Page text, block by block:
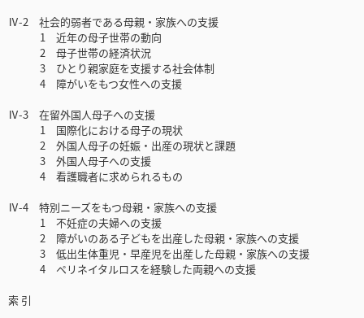
Ⅳ-2 社会的弱者である母親・家族への支援
1 近年の母子世帯の動向
2 母子世帯の経済状況
3 ひとり親家庭を支援する社会体制
4 障がいをもつ女性への支援
Ⅳ-3 在留外国人母子への支援
1 国際化における母子の現状
2 外国人母子の妊娠・出産の現状と課題
3 外国人母子への支援
4 看護職者に求められるもの
Ⅳ-4 特別ニーズをもつ母親・家族への支援
1 不妊症の夫婦への支援
2 障がいのある子どもを出産した母親・家族への支援
3 低出生体重児・早産児を出産した母親・家族への支援
4 ペリネイタルロスを経験した両親への支援
索 引